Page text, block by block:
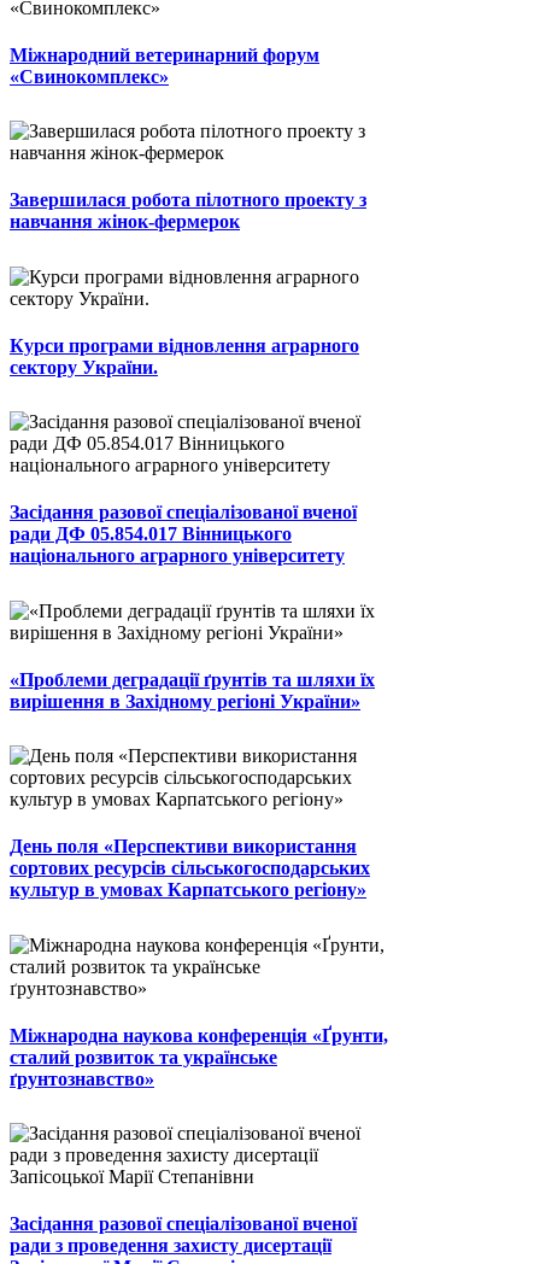
Міжнародний ветеринарний форум
«Свинокомплекс»
Завершилася робота пілотного проекту з
навчання жінок-фермерок
Курси програми відновлення аграрного
сектору України.
Засідання разової спеціалізованої вченої
ради ДФ 05.854.017 Вінницького
національного аграрного університету
«Проблеми деградації ґрунтів та шляхи їх
вирішення в Західному регіоні України»
День поля «Перспективи використання
сортових ресурсів сільськогосподарських
культур в умовах Карпатського регіону»
Міжнародна наукова конференція «Ґрунти,
сталий розвиток та українське
ґрунтознавство»
Засідання разової спеціалізованої вченої
ради з проведення захисту дисертації